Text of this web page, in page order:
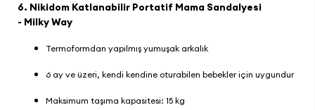
6. Nikidom Katlanabilir Portatif Mama Sandalyesi
- Milky Way
Termoformdan yapılmış yumuşak arkalık
6 ay ve üzeri, kendi kendine oturabilen bebekler için uygundur
Maksimum taşıma kapasitesi: 15 kg